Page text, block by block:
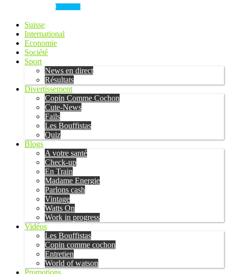
Suisse
International
Economie
Société
Sport
News en direct
Résultats
Divertissement
Copin Comme Cochon
Cute-News
Fails
Les Bouffistas
Quiz
Blogs
A votre santé
Check-up
En Train
Madame Energie
Parlons cash
Vintage
Watts On
Work in progress
Vidéos
Les Bouffistas
Copin comme cochon
Entretien
World of watson
Promotions